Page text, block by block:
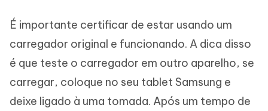
É importante certificar de estar usando um
carregador original e funcionando. A dica disso
é que teste o carregador em outro aparelho, se
carregar, coloque no seu tablet Samsung e
deixe ligado à uma tomada. Após um tempo de